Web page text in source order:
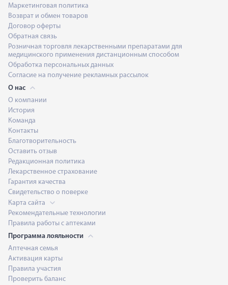
Маркетинговая политика
Возврат и обмен товаров
Договор оферты
Обратная связь
Розничная торговля лекарственными препаратами для
медицинского применения дистанционным способом
Обработка персональных данных
Согласие на получение рекламных рассылок
О нас
О компании
История
Команда
Контакты
Благотворительность
Оставить отзыв
Редакционная политика
Лекарственное страхование
Гарантия качества
Свидетельство о поверке
Карта сайта
Рекомендательные технологии
Правила работы с аптеками
Программа лояльности
Аптечная семья
Активация карты
Правила участия
Проверить баланс